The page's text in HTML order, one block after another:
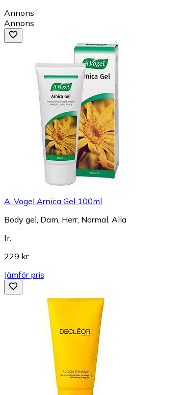
Annons
Annons
A. Vogel Arnica Gel 100ml
Body gel, Dam, Herr, Normal, Alla
fr.
229 kr
Jämför pris